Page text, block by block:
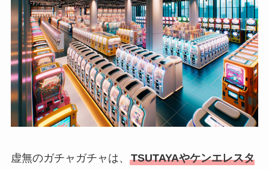
虚無のガチャガチャは、 TSUTAYAやケンエレスタ